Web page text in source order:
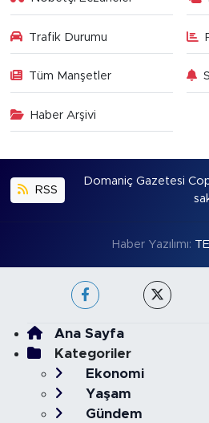
Trafik Durumu
Tüm Manşetler
Haber Arşivi
RSS
Domaniç Gazetesi
Haber Yazılımı:
Ana Sayfa
Kategoriler
Ekonomi
Yaşam
Gündem